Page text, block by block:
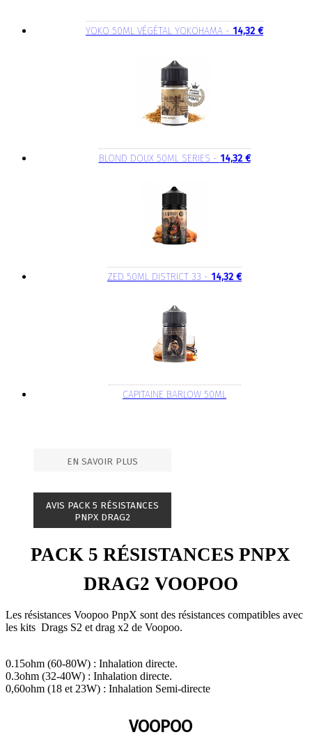
YOKO 50ML VÉGÉTAL YOKOHAMA - 14,32 €
BLOND DOUX 50ML SERIES - 14,32 €
ZED 50ML DISTRICT 33 - 14,32 €
CAPITAINE BARLOW 50ML
EN SAVOIR PLUS
AVIS PACK 5 RÉSISTANCES
PNPX DRAG2
PACK 5 RÉSISTANCES PNPX
DRAG2 VOOPOO
Les résistances Voopoo PnpX sont des résistances compatibles avec
les kits Drags S2 et drag x2 de Voopoo.
0.15ohm (60-80W) : Inhalation directe.
0.3ohm (32-40W) : Inhalation directe.
0,60ohm (18 et 23W) : Inhalation Semi-directe
VOOPOO